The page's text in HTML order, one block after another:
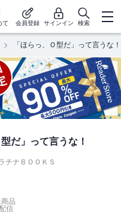
て 会員登録 サインイン 検索
「ほらっ、Ｏ型だ」って言うな！
型だ」って言うな！
チナＢＯＯＫＳ
品
配信